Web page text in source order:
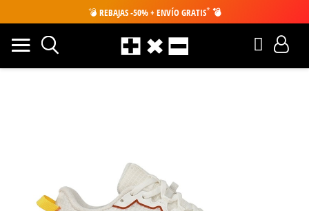
💣 REBAJAS -50% + ENVÍO GRATIS* 💣